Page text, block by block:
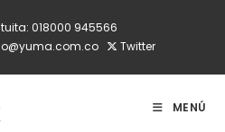
018000 945566
Twitter
MENÚ